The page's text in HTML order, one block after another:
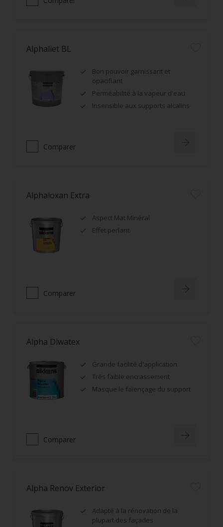
Alphaliet BL
Bon pouvoir garnissant et
opacifiant
Perméabilité à la vapeur d'eau
Insensible aux supports alcalins
Comparer
Alphaloxan Extra
Aspect Mat Minéral
Effet perlant.
Comparer
Alpha Diwatex
Grande facilité d'application
Très faible encrassement
Masque le faïençage du support
Comparer
Alpha Renov Exterior
Adapté à la rénovation de la
plupart des façades